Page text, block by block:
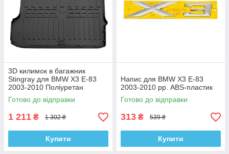
3D килимок в багажник
Stingray для BMW X3 E-83
2003-2010 Поліуретан
Готово до відправки
1 211 ₴ 1 302 ₴
Купити
Напис для BMW X3 E-83
2003-2010 рр. ABS-пластик
Готово до відправки
313 ₴ 539 ₴
Купити